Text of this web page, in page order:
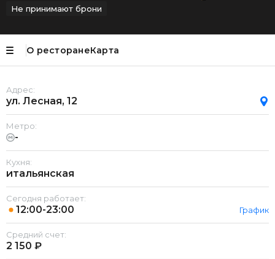
Не принимают брони
О ресторанеКарта
Адрес:
ул. Лесная, 12
Метро:
-
Кухня:
итальянская
Сегодня работает:
12:00-23:00 График
Средний счет:
2 150 ₽